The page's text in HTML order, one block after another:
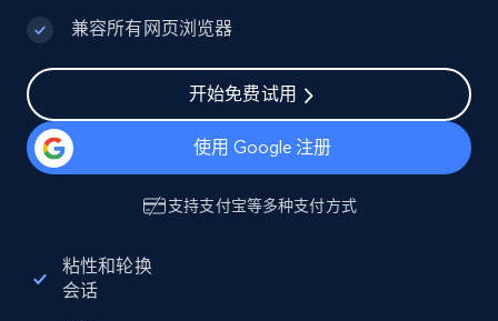
兼容所有网页浏览器
开始免费试用
使用 Google 注册
支持支付宝等多种支付方式
粘性和轮换
会话